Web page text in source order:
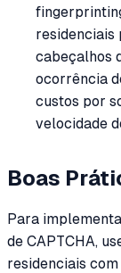
residenciais
cabeçalhos
ocorrência
custos por
velocidade
Boas
Para
de CAPTCHA,
residenciais